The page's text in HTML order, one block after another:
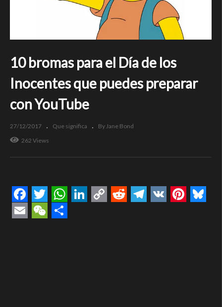
10 bromas para el Día de los
Inocentes que puedes preparar
con YouTube
27/12/2017 Que significa
By Jane Bond
262 Views
Facebook
TwitterWhatsApp